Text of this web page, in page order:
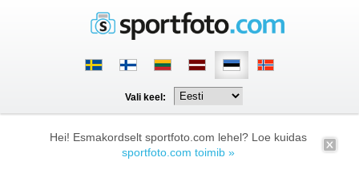
Vali keel:
Hei! Esmakordselt sportfoto.com lehel? Loe kuidas
sportfoto.com toimib »